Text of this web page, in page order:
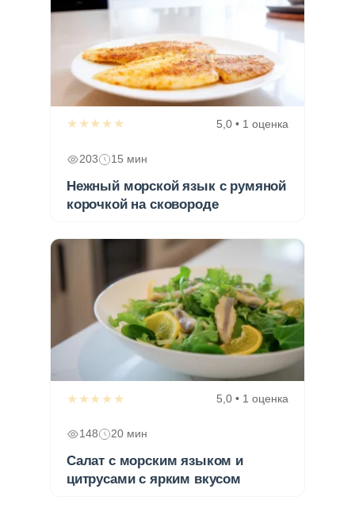
★★★★★ 5,0 • 1 оценка
203 15 мин
Нежный морской язык с румяной
корочкой на сковороде
★★★★★ 5,0 • 1 оценка
148 20 мин
Салат с морским языком и
цитрусами с ярким вкусом